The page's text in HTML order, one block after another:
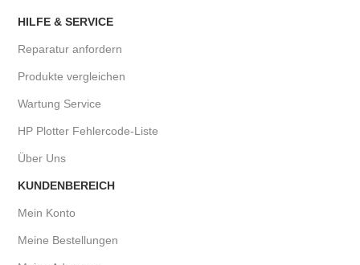
HILFE & SERVICE
Reparatur anfordern
Produkte vergleichen
Wartung Service
HP Plotter Fehlercode-Liste
Über Uns
KUNDENBEREICH
Mein Konto
Meine Bestellungen